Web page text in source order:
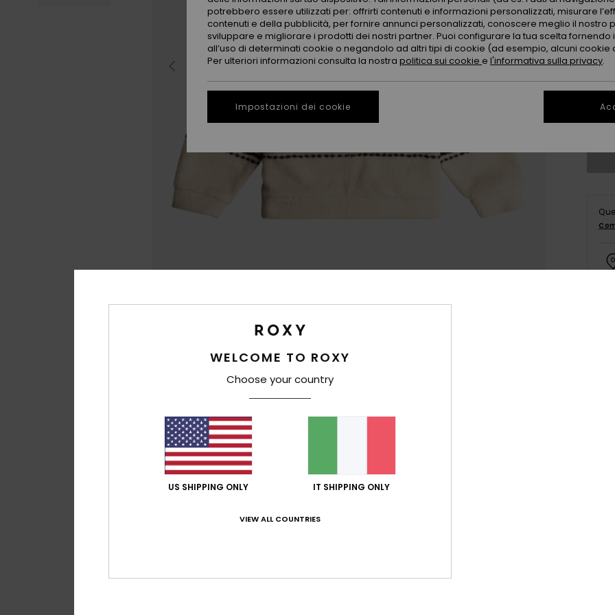
4
16
WELCOME TO ROXY
Choose your country
US SHIPPING ONLY IT SHIPPING ONLY
VIEW ALL COUNTRIES
potrebbero essere utilizzati per: offrirti contenuti e informazioni personalizzati, misurare
contenuti e della pubblicità, per fornire annunci personalizzati, conoscere meglio il nostro
sviluppare e migliorare i prodotti dei nostri partner. Puoi configurare la tua scelta fornendo
all’uso di determinati cookie o negandolo ad altri tipi di cookie (ad esempio, alcuni cookie
Per ulteriori informazioni consulta la nostra politica sui cookie e l'informativa sulla privacy.
Impostazioni dei cookie